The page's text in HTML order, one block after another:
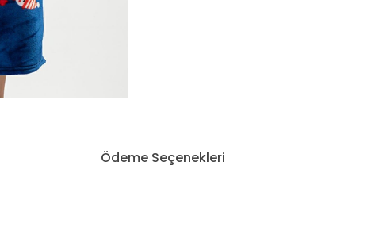
Ödeme Seçenekleri